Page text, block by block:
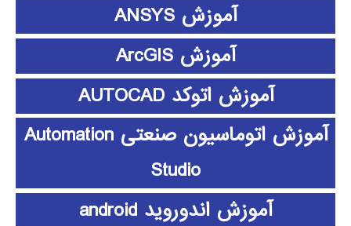
آموزش ANSYS
آموزش ArcGIS
آموزش اتوکد AUTOCAD
آموزش اتوماسیون صنعتی Automation
Studio
آموزش اندوروید android